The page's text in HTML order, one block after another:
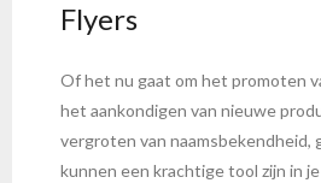
Flyers
Of het nu gaat om het promoten
het aankondigen van nieuwe
vergroten van naamsbekendheid,
kunnen een krachtige tool zijn in